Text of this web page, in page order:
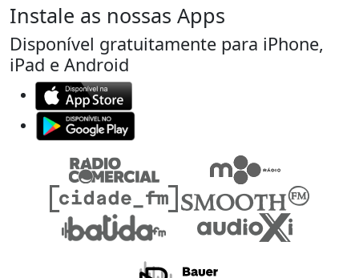
Instale as nossas Apps
Disponível gratuitamente para iPhone,
iPad e Android